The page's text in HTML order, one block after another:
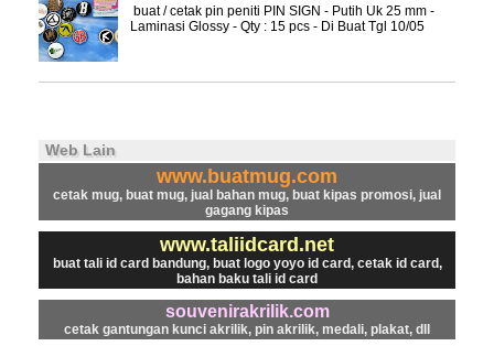
buat / cetak pin peniti PIN SIGN - Putih Uk 25 mm -
Laminasi Glossy - Qty : 15 pcs - Di Buat Tgl 10/05
Web Lain
www.buatmug.com
cetak mug, buat mug, jual bahan mug, buat kipas promosi, jual
gagang kipas
www.taliidcard.net
buat tali id card bandung, buat logo yoyo id card, cetak id card,
bahan baku tali id card
souvenirakrilik.com
cetak gantungan kunci akrilik, pin akrilik, medali, plakat, dll